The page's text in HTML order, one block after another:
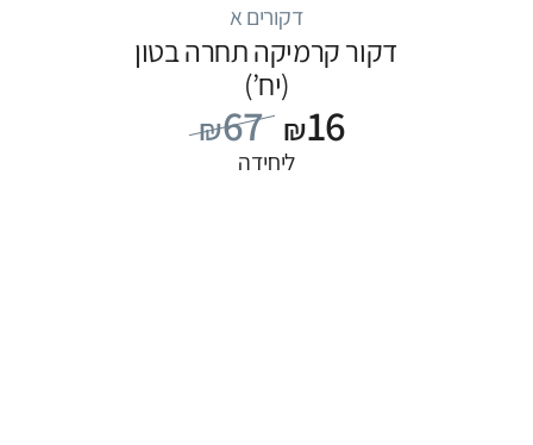
דקורים א
דקור קרמיקה תחרה בטון
(יח’)
₪67 ₪16
ליחידה